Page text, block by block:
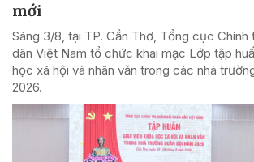
mới
Sáng 3/8, tại TP. Cần Thơ, Tổng cục Chính
dân Việt Nam tổ chức khai mạc Lớp tập
học xã hội và nhân văn trong các nhà
2026.